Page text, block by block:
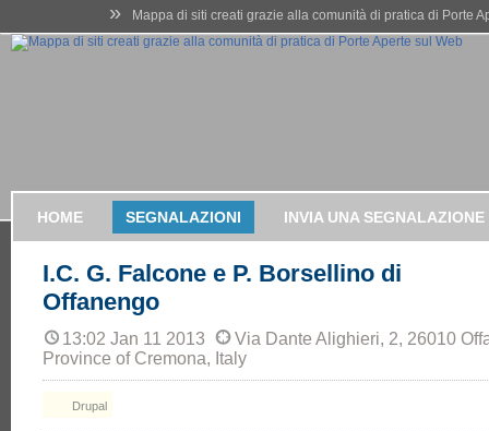
» Mappa di siti creati grazie alla comunità di pratica di Porte
HOME SEGNALAZIONI INVIA UNA SEGNALAZIONE
I.C. G. Falcone e P. Borsellino di
Offanengo
13:02 Jan 11 2013
Via Dante Alighieri, 2, 26010
Province of Cremona, Italy
Drupal